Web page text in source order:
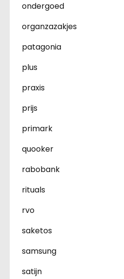
ondergoed
organzazakjes
patagonia
plus
praxis
prijs
primark
quooker
rabobank
rituals
rvo
saketos
samsung
satijn